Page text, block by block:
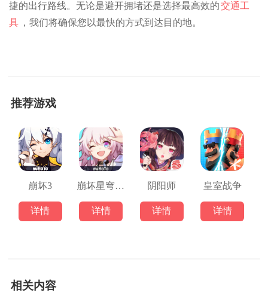
捷的出行路线。无论是避开拥堵还是选择最高效的交通工
具 ，我们将确保您以最快的方式到达目的地。
推荐游戏
崩坏3
详情
崩坏星穹铁道
详情
阴阳师
详情
皇室战争
详情
相关内容